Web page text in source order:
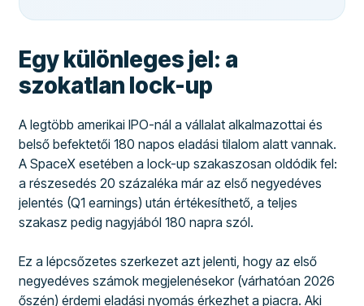
Egy különleges jel: a
szokatlan lock-up
A legtöbb amerikai IPO-nál a vállalat alkalmazottai és
belső befektetői 180 napos eladási tilalom alatt vannak.
A SpaceX esetében a lock-up szakaszosan oldódik fel:
a részesedés 20 százaléka már az első negyedéves
jelentés (Q1 earnings) után értékesíthető, a teljes
szakasz pedig nagyjából 180 napra szól.
Ez a lépcsőzetes szerkezet azt jelenti, hogy az első
negyedéves számok megjelenésekor (várhatóan 2026
őszén) érdemi eladási nyomás érkezhet a piacra. Aki